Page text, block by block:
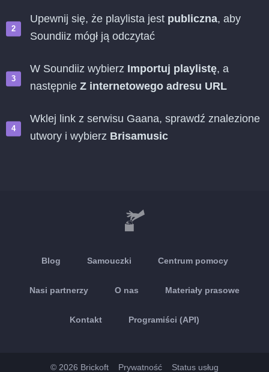
Upewnij się, że playlista jest publiczna, aby
Soundiiz mógł ją odczytać
W Soundiiz wybierz Importuj playlistę, a
następnie Z internetowego adresu URL
Wklej link z serwisu Gaana, sprawdź znalezione
utwory i wybierz Brisamusic
Blog Samouczki Centrum pomocy
Nasi partnerzy O nas Materiały prasowe
Kontakt Programiści (API)
© 2026 Brickoft Prywatność Status usług